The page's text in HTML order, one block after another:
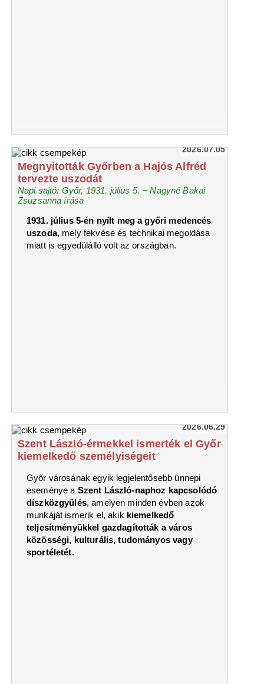
2026.07.05
Megnyitották Győrben a Hajós Alfréd
tervezte uszodát
Napi sajtó: Győr, 1931. július 5. − Nagyné Bakai
Zsuzsanna írása
1931. július 5-én nyílt meg a győri medencés
uszoda, mely fekvése és technikai megoldása
miatt is egyedülálló volt az országban.
2026.06.29
Szent László-érmekkel ismerték el Győr
kiemelkedő személyiségeit
Győr városának egyik legjelentősebb ünnepi
eseménye a Szent László-naphoz kapcsolódó
díszközgyűlés, amelyen minden évben azok
munkáját ismerik el, akik kiemelkedő
teljesítményükkel gazdagították a város
közösségi, kulturális, tudományos vagy
sportéletét.